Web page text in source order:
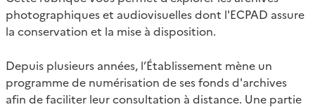
photographiques et audiovisuelles dont l'ECPAD assure
la conservation et la mise à disposition.
Depuis plusieurs années, l’Établissement mène un
programme de numérisation de ses fonds d'archives
afin de faciliter leur consultation à distance. Une partie